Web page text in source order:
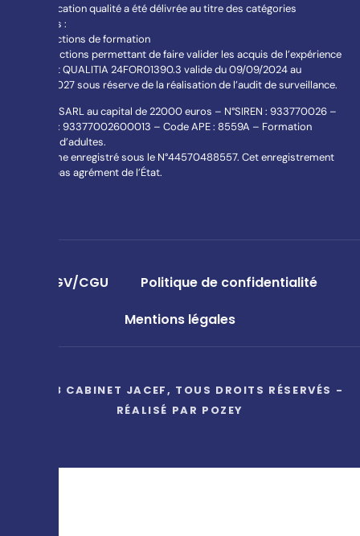
La certification qualité a été délivrée au titre des catégories
suivantes :
L613-1 Actions de formation
L613-3 Actions permettant de faire valider les acquis de l’expérience
Certificat QUALITIA 24FOR01390.3 valide du 09/09/2024 au
08/09/2027 sous réserve de la réalisation de l’audit de surveillance.
JACEF – SARL au capital de 22000 euros – N°SIREN : 933770026 –
N° SIRET : 93377002600013 – Code APE : 8559A – Formation
continue d’adultes.
Organisme enregistré sous le N°44570488557. Cet enregistrement
ne vaut pas agrément de l’État.
CGV/CGU
Politique de confidentialité
Mentions légales
© 2023 CABINET JACEF, TOUS DROITS RÉSERVÉS -
RÉALISÉ PAR POZEY